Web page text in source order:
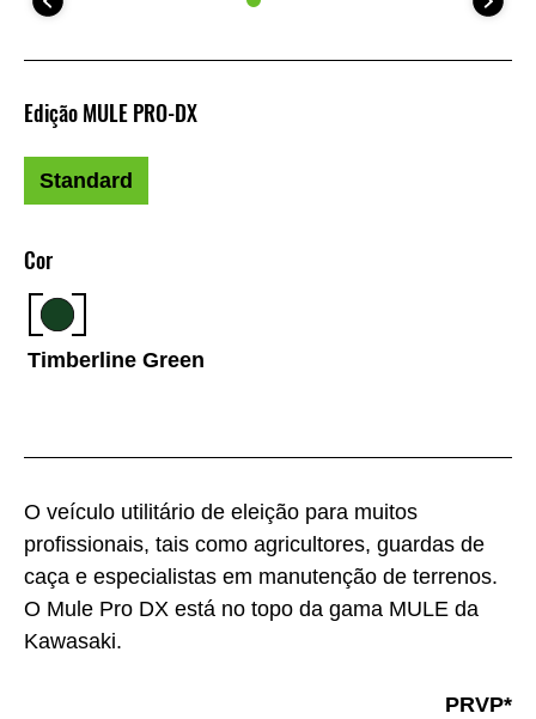
O veículo utilitário de eleição para muitos
profissionais, tais como agricultores, guardas de
caça e especialistas em manutenção de terrenos.
O Mule Pro DX está no topo da gama MULE da
Kawasaki.
PRVP*
Cor
Timberline Green
Edição MULE PRO-DX
Standard